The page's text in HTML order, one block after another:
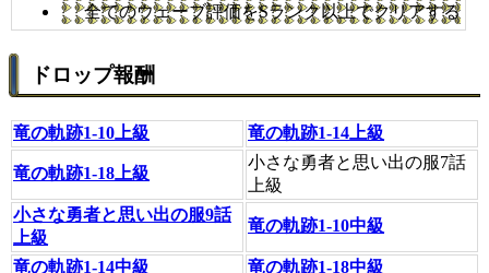
全てのウェーブ評価をSランク以上でクリアする
ドロップ報酬
竜の軌跡1-10上級 竜の軌跡1-14上級
竜の軌跡1-18上級
小さな勇者と思い出の服7話
上級
小さな勇者と思い出の服9話
上級
竜の軌跡1-10中級
竜の軌跡1-14中級 竜の軌跡1-18中級